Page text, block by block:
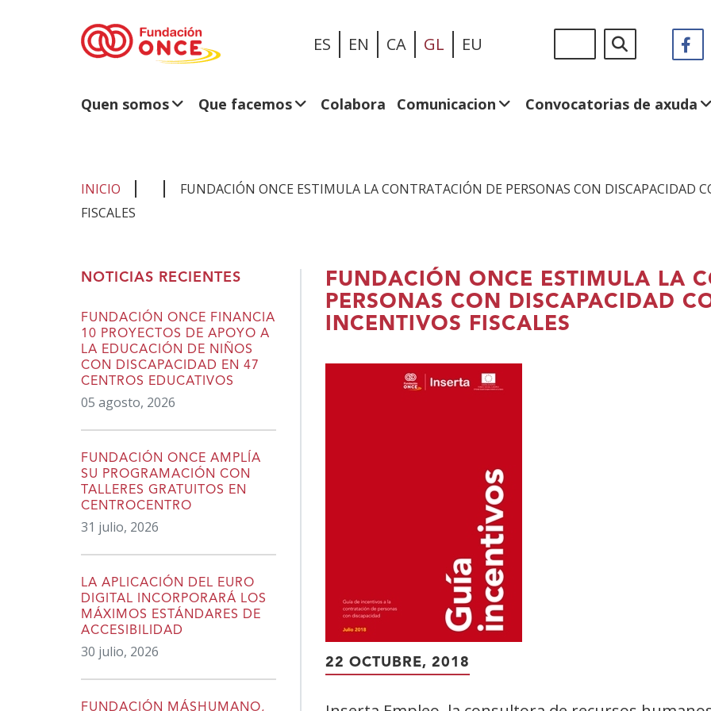
ES EN CA GL EU
en:
Quen somos Que facemos Colabora Comunicacion Convocatorias de axuda
INICIO
FUNDACIÓN ONCE ESTIMULA LA CONTRATACIÓN DE PERSONAS CON DISCAPACIDAD
FISCALES
FUNDACIÓN ONCE ESTIMULA LA
PERSONAS CON DISCAPACIDAD
INCENTIVOS FISCALES
22 OCTUBRE, 2018
NOTICIAS RECIENTES
FUNDACIÓN ONCE FINANCIA
10 PROYECTOS DE APOYO A
LA EDUCACIÓN DE NIÑOS
CON DISCAPACIDAD EN 47
CENTROS EDUCATIVOS
05 agosto, 2026
FUNDACIÓN ONCE AMPLÍA
SU PROGRAMACIÓN CON
TALLERES GRATUITOS EN
CENTROCENTRO
31 julio, 2026
LA APLICACIÓN DEL EURO
DIGITAL INCORPORARÁ LOS
MÁXIMOS ESTÁNDARES DE
ACCESIBILIDAD
30 julio, 2026
FUNDACIÓN MÁSHUMANO,